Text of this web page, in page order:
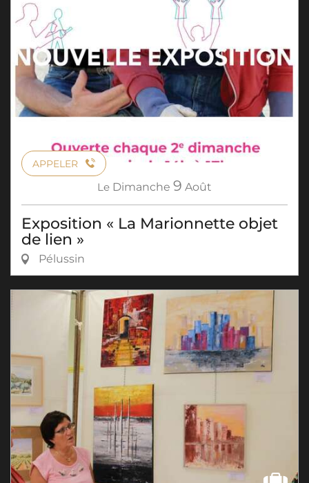
APPELER
Le Dimanche 9 Août
Exposition « La Marionnette objet
de lien »
Pélussin